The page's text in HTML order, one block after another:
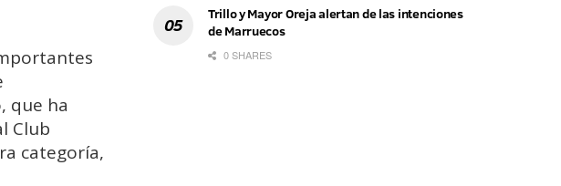
que ha
Club
categoría,
Trillo y Mayor Oreja alertan de las intenciones
de Marruecos
0 SHARES